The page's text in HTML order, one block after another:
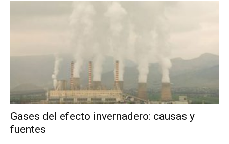
Gases del efecto invernadero: causas y
fuentes